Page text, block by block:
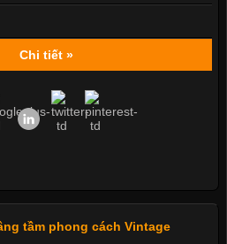
Chi tiết »
tầm phong cách Vintage